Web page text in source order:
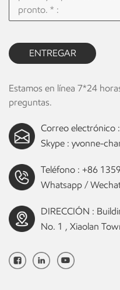
ENTREGAR
Estamos en línea 7*24
preguntas.
Correo electrónico :
Skype : yvonne-
Teléfono : +86
Whatsapp /
DIRECCIÓN :
No. 1 , Xiaolan